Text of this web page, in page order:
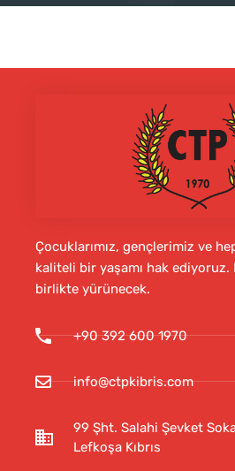
Çocuklarımız, gençlerimiz ve
kaliteli bir yaşamı hak ediyoruz.
birlikte yürünecek.
+90 392 600 1970
info@ctpkibris.com
99 Şht. Salahi Şevket
Lefkoşa Kıbrıs